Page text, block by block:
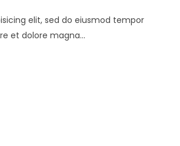
elit, sed do eiusmod tempor
et dolore magna...